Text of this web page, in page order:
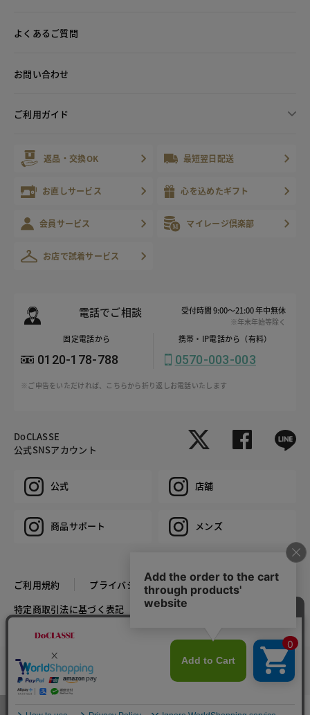
カラー・サイズを選択する
よくあるご質問
お問い合わせ
ご利用ガイド
返品・交換OK 最短翌日配送
お直しサービス 心を込めたギフト
会員サービス マイレージ倶楽部
お店で試着サービス
電話でご相談 受付時間 9:00～21:00 年中無休
※年末年始等除く
固定電話から
0120-178-788
携帯・IP電話から（有料）
0570-003-003
※ご申告をいただければ、こちらから折り返しお電話いたします
DoCLASSE
公式SNSアカウント
公式 店舗
商品サポート メンズ
ご利用規約
プライバシーポリシー
特定商取引法に基づく表記
推奨環境
COPYRIGHT © DoCLASSE ALL RIGHTS RESERVED.